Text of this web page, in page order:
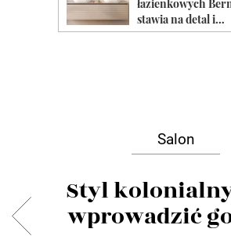
Salon
Styl
wprowadzić